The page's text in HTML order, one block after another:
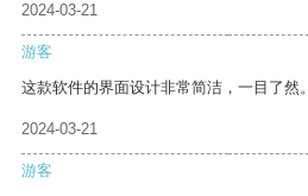
2024-03-21
游客
这款软件的界面设计非常简洁，一目了然。
2024-03-21
游客